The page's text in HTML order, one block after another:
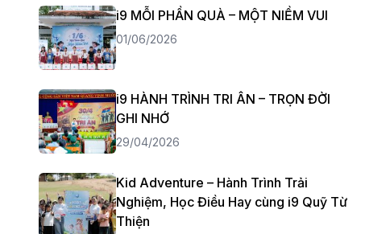
i9 MỖI PHẦN QUÀ – MỘT NIỀM VUI
01/06/2026
i9 HÀNH TRÌNH TRI ÂN – TRỌN ĐỜI
GHI NHỚ
29/04/2026
Kid Adventure – Hành Trình Trải
Nghiệm, Học Điều Hay cùng i9 Quỹ Từ
Thiện